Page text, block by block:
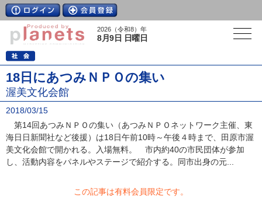
2026（令和8）年
8月9日 日曜日
18日にあつみＮＰＯの集い
渥美文化会館
2018/03/15
第14回あつみＮＰＯの集い（あつみＮＰＯネットワーク主催、東
海日日新聞社など後援）は18日午前10時～午後４時まで、田原市渥
美文化会館で開かれる。入場無料。 市内約40の市民団体が参加
し、活動内容をパネルやステージで紹介する。同市出身の元...
この記事は有料会員限定です。